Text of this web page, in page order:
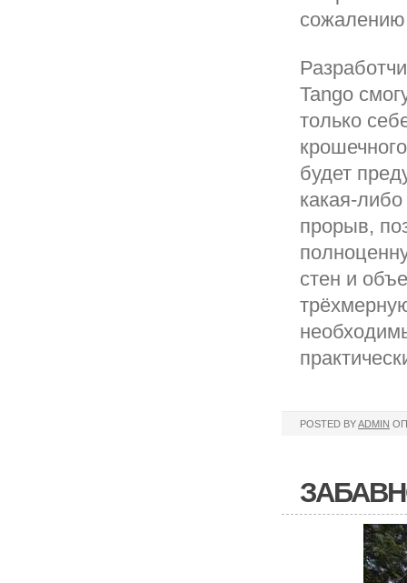
Tango
только
будет
какая-
прорыв,
стен и
POSTED BYADMIN